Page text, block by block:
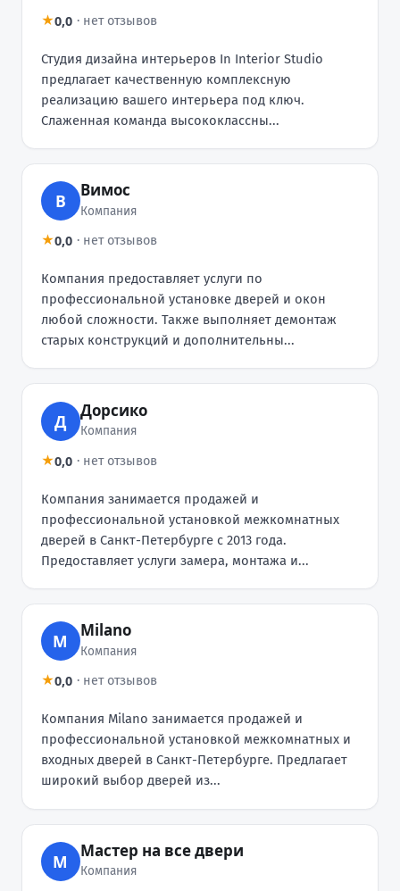
★0,0 · нет отзывов
Студия дизайна интерьеров In Interior Studio
предлагает качественную комплексную
реализацию вашего интерьера под ключ.
Слаженная команда высококлассны...
В
Вимос
Компания
★0,0 · нет отзывов
Компания предоставляет услуги по
профессиональной установке дверей и окон
любой сложности. Также выполняет демонтаж
старых конструкций и дополнительны...
Д
Дорсико
Компания
★0,0 · нет отзывов
Компания занимается продажей и
профессиональной установкой межкомнатных
дверей в Санкт-Петербурге с 2013 года.
Предоставляет услуги замера, монтажа и...
M
Milano
Компания
★0,0 · нет отзывов
Компания Milano занимается продажей и
профессиональной установкой межкомнатных и
входных дверей в Санкт-Петербурге. Предлагает
широкий выбор дверей из...
М
Мастер на все двери
Компания